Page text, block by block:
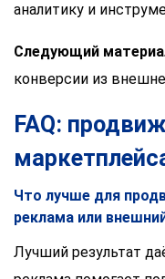
аналитику и
Следующий
конверсии из
FAQ:
Что лучше для
реклама или
Лучший результат